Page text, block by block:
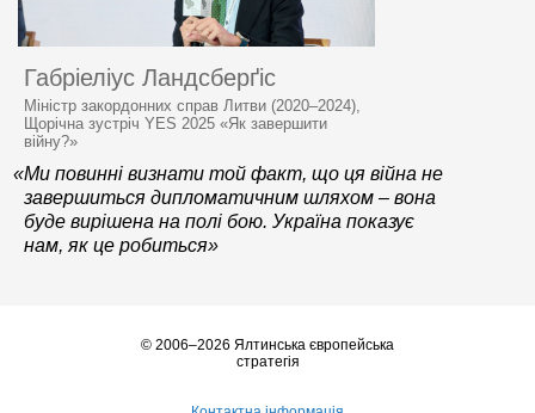
Габріеліус Ландсберґіс
Міністр закордонних справ Литви (2020–2024),
Щорічна зустріч YES 2025 «Як завершити
війну?»
«Ми повинні визнати той факт, що ця війна не
завершиться дипломатичним шляхом – вона
буде вирішена на полі бою. Україна показує
нам, як це робиться»
© 2006–2026 Ялтинська європейська
стратегія